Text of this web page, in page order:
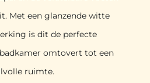
Met een glanzende witte
is dit de perfecte
omtovert tot een
ruimte.